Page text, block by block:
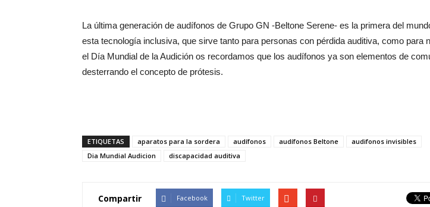
La última generación de audífonos de Grupo GN -Beltone Serene- es la primera del
esta tecnología inclusiva, que sirve tanto para personas con pérdida auditiva, como para
el Día Mundial de la Audición os recordamos que los audífonos ya son elementos de
desterrando el concepto de prótesis.
ETIQUETAS aparatos para la sordera audífonos audífonos Beltone
audifonos invisibles
Dia Mundial Audicion
discapacidad auditiva
Compartir Facebook Twitter